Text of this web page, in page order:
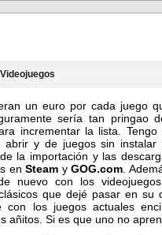
Videojuegos
un euro por cada juego
sería tan pringao
incrementar la lista.
abrir y de juegos sin instalar
la importación y las
enSteam yGOG.com .
nuevo con los
que dejé pasar en su
con los juegos actuales
añitos. Si es que uno no